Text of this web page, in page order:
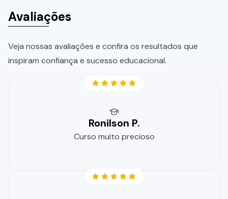
Avaliações
Veja nossas avaliações e confira os resultados que
inspiram confiança e sucesso educacional.
Ronilson P.
Curso muito precioso